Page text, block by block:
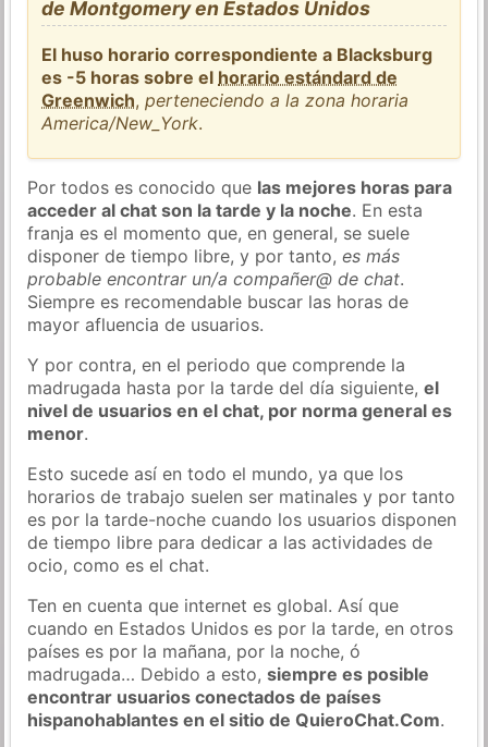
de Montgomery en Estados Unidos
El huso horario correspondiente a Blacksburg
es -5 horas sobre el horario estándard de
Greenwich,perteneciendo a la zona horaria
America/New_York.
Por todos es conocido que las mejores horas para
acceder al chat son la tarde y la noche. En esta
franja es el momento que, en general, se suele
disponer de tiempo libre, y por tanto,es más
probable encontrar un/a compañer@ de chat.
Siempre es recomendable buscar las horas de
mayor afluencia de usuarios.
Y por contra, en el periodo que comprende la
madrugada hasta por la tarde del día siguiente,el
nivel de usuarios en el chat, por norma general es
menor.
Esto sucede así en todo el mundo, ya que los
horarios de trabajo suelen ser matinales y por tanto
es por la tarde-noche cuando los usuarios disponen
de tiempo libre para dedicar a las actividades de
ocio, como es el chat.
Ten en cuenta que internet es global. Así que
cuando en Estados Unidos es por la tarde, en otros
países es por la mañana, por la noche, ó
madrugada… Debido a esto,siempre es posible
encontrar usuarios conectados de países
hispanohablantes en el sitio de QuieroChat.Com.